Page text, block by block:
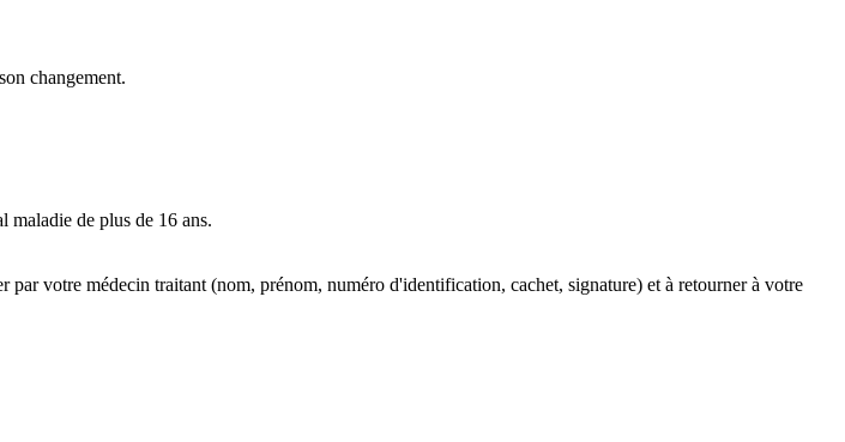
changement.
maladie de plus de 16 ans.
par votre médecin traitant (nom, prénom, numéro d'identification, cachet, signature) et à retourner à votre